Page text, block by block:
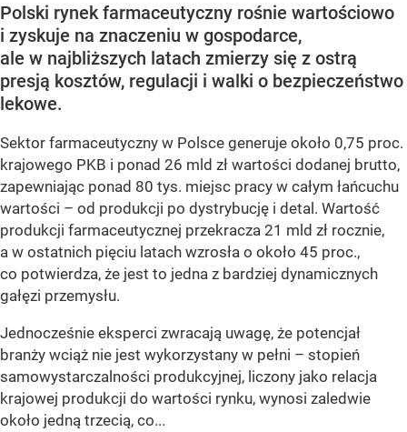
Polski rynek farmaceutyczny rośnie wartościowo
i zyskuje na znaczeniu w gospodarce,
ale w najbliższych latach zmierzy się z ostrą
presją kosztów, regulacji i walki o bezpieczeństwo
lekowe.
Sektor farmaceutyczny w Polsce generuje około 0,75 proc.
krajowego PKB i ponad 26 mld zł wartości dodanej brutto,
zapewniając ponad 80 tys. miejsc pracy w całym łańcuchu
wartości – od produkcji po dystrybucję i detal. Wartość
produkcji farmaceutycznej przekracza 21 mld zł rocznie,
a w ostatnich pięciu latach wzrosła o około 45 proc.,
co potwierdza, że jest to jedna z bardziej dynamicznych
gałęzi przemysłu.
Jednocześnie eksperci zwracają uwagę, że potencjał
branży wciąż nie jest wykorzystany w pełni – stopień
samowystarczalności produkcyjnej, liczony jako relacja
krajowej produkcji do wartości rynku, wynosi zaledwie
około jedną trzecią, co...